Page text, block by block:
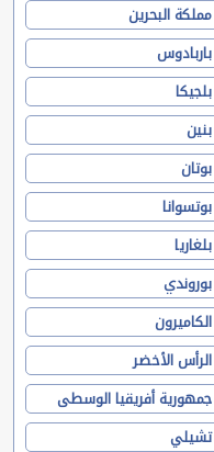
مملكة البحرين
باربادوس
بلجيكا
بنين
بوتان
بوتسوانا
بلغاريا
بوروندي
الكاميرون
الرأس الأخضر
جمهورية أفريقيا الوسطى
تشيلي